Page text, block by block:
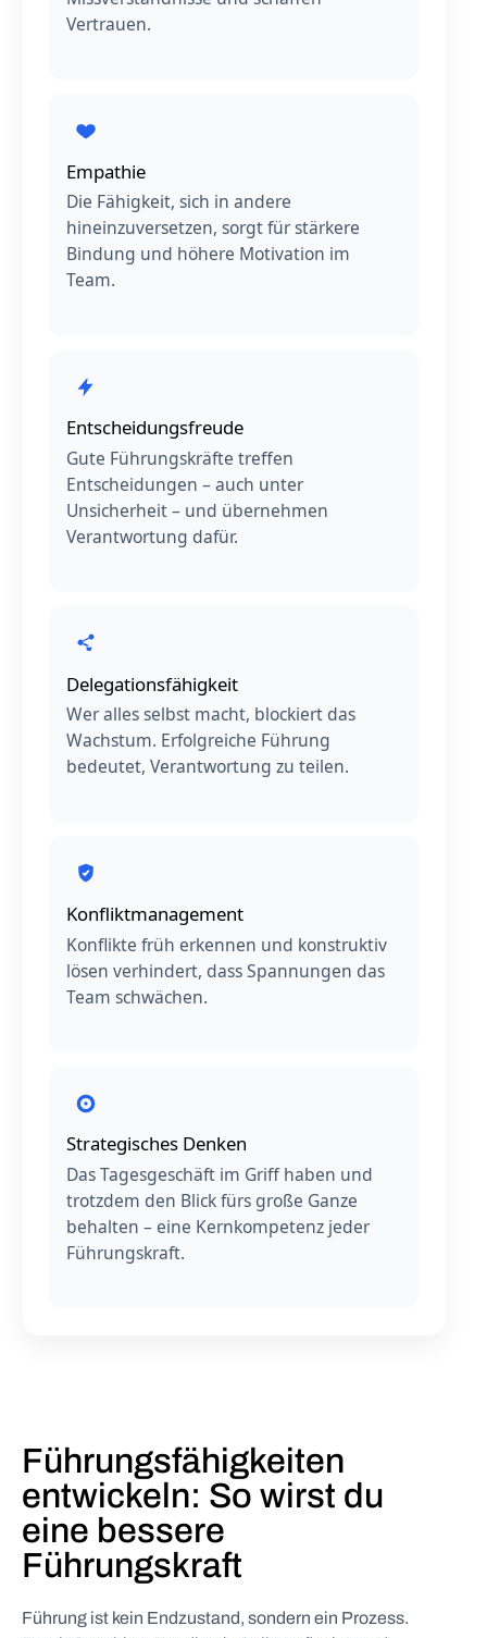
Vertrauen.
Empathie
Die Fähigkeit, sich in andere
hineinzuversetzen, sorgt für stärkere
Bindung und höhere Motivation im
Team.
Entscheidungsfreude
Gute Führungskräfte treffen
Entscheidungen – auch unter
Unsicherheit – und übernehmen
Verantwortung dafür.
Delegationsfähigkeit
Wer alles selbst macht, blockiert das
Wachstum. Erfolgreiche Führung
bedeutet, Verantwortung zu teilen.
Konfliktmanagement
Konflikte früh erkennen und konstruktiv
lösen verhindert, dass Spannungen das
Team schwächen.
Strategisches Denken
Das Tagesgeschäft im Griff haben und
trotzdem den Blick fürs große Ganze
behalten – eine Kernkompetenz jeder
Führungskraft.
Führungsfähigkeiten
entwickeln: So wirst du
eine bessere
Führungskraft
Führung ist kein Endzustand, sondern ein Prozess.